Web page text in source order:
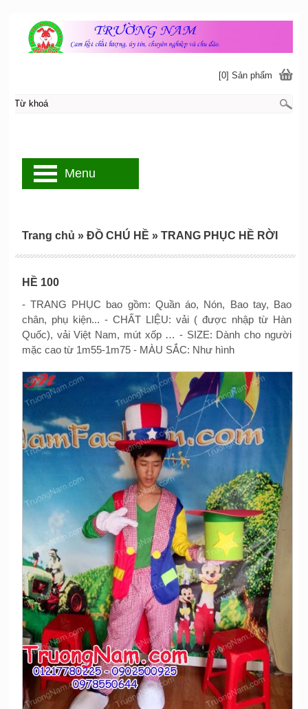
HỀ 100
- TRANG PHỤC bao gồm: Quần áo, Nón, Bao tay, Bao
chân, phụ kiện... - CHẤT LIỆU: vải ( được nhập từ Hàn
Quốc), vải Việt Nam, mút xốp … - SIZE: Dành cho người
mặc cao từ 1m55-1m75 - MÀU SẮC: Như hình
Trang chủ » ĐỒ CHÚ HỀ » TRANG PHỤC HỀ RỜI
[0] Sản phẩm
Menu